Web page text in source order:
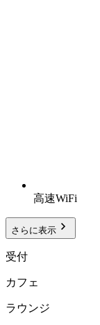
高速WiFi
さらに表示
受付
カフェ
ラウンジ